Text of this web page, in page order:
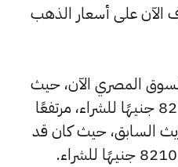
الآن على أسعار الذهب
ارتفاعًا بالسوق المصري الآن، حيث
بلغ 8275 جنيهًا للبيع و8215 جنيهًا للشراء، مرتفعًا
السابق، حيث كان قد